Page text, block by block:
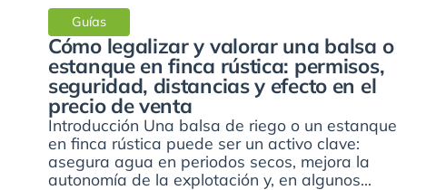
Guías
Cómo legalizar y valorar una balsa o
estanque en finca rústica: permisos,
seguridad, distancias y efecto en el
precio de venta
Introducción Una balsa de riego o un estanque
en finca rústica puede ser un activo clave:
asegura agua en periodos secos, mejora la
autonomía de la explotación y, en algunos...